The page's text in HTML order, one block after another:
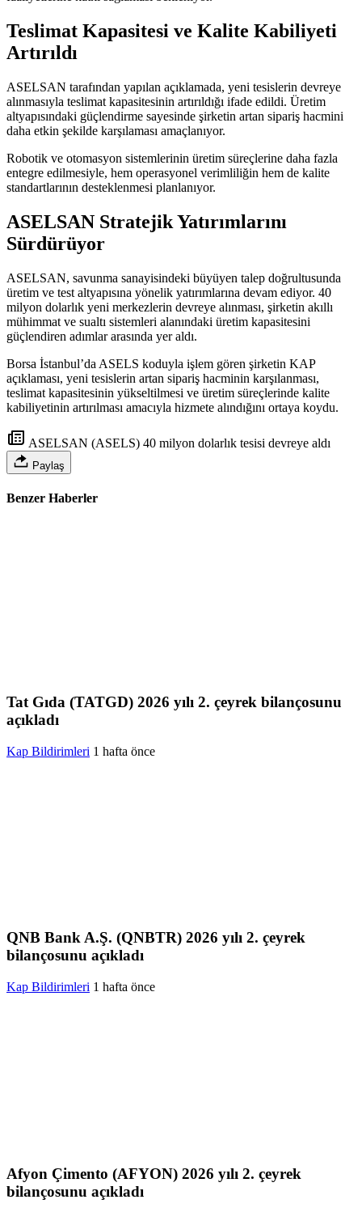
Teslimat Kapasitesi ve Kalite Kabiliyeti
Artırıldı
ASELSAN tarafından yapılan açıklamada, yeni tesislerin devreye
alınmasıyla teslimat kapasitesinin artırıldığı ifade edildi. Üretim
altyapısındaki güçlendirme sayesinde şirketin artan sipariş hacmini
daha etkin şekilde karşılaması amaçlanıyor.
Robotik ve otomasyon sistemlerinin üretim süreçlerine daha fazla
entegre edilmesiyle, hem operasyonel verimliliğin hem de kalite
standartlarının desteklenmesi planlanıyor.
ASELSAN Stratejik Yatırımlarını
Sürdürüyor
ASELSAN, savunma sanayisindeki büyüyen talep doğrultusunda
üretim ve test altyapısına yönelik yatırımlarına devam ediyor. 40
milyon dolarlık yeni merkezlerin devreye alınması, şirketin akıllı
mühimmat ve sualtı sistemleri alanındaki üretim kapasitesini
güçlendiren adımlar arasında yer aldı.
Borsa İstanbul’da ASELS koduyla işlem gören şirketin KAP
açıklaması, yeni tesislerin artan sipariş hacminin karşılanması,
teslimat kapasitesinin yükseltilmesi ve üretim süreçlerinde kalite
kabiliyetinin artırılması amacıyla hizmete alındığını ortaya koydu.
ASELSAN (ASELS) 40 milyon dolarlık tesisi devreye aldı
Paylaş
Benzer Haberler
Tat Gıda (TATGD) 2026 yılı 2. çeyrek bilançosunu
açıkladı
Kap Bildirimleri 1 hafta önce
QNB Bank A.Ş. (QNBTR) 2026 yılı 2. çeyrek
bilançosunu açıkladı
Kap Bildirimleri 1 hafta önce
Afyon Çimento (AFYON) 2026 yılı 2. çeyrek
bilançosunu açıkladı